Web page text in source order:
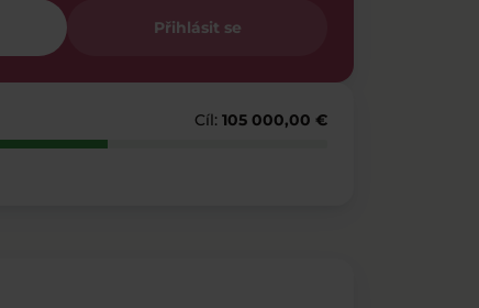
Přihlásit se
Cíl: 105 000,00 €